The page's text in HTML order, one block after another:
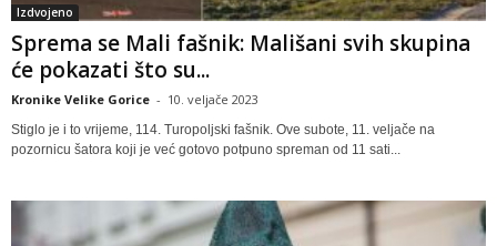
Izdvojeno
Sprema se Mali fašnik: Mališani svih skupina
će pokazati što su...
Kronike Velike Gorice - 10. veljače 2023
Stiglo je i to vrijeme, 114. Turopoljski fašnik. Ove subote, 11. veljače na
pozornicu šatora koji je već gotovo potpuno spreman od 11 sati...